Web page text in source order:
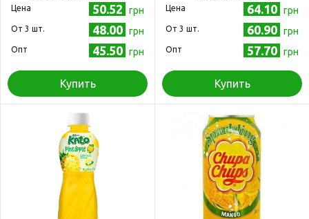
Цена 50.52 грн
Oт 3 шт. 48.00 грн
Опт 45.50 грн
Купить
Цена 64.10 грн
Oт 3 шт. 60.90 грн
Опт 57.70 грн
Купить